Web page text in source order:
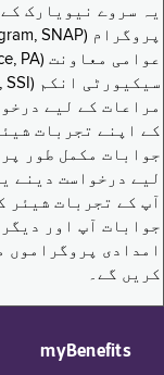
یہ سروے نیویارک
مراعات کے لیے
کے اپنے تجربات
جوابات مکمل طور
لیے درخواست دینے
آپ کے تجربات شیئر
جوابات آپ اور
امدادی پروگراموں
کریں گے۔
myBenefits